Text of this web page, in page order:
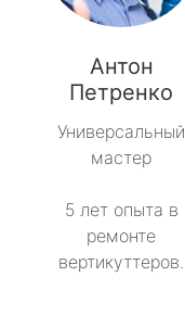
Антон
Петренко
Универсальный
мастер
5 лет опыта в
ремонте
вертикуттеров.